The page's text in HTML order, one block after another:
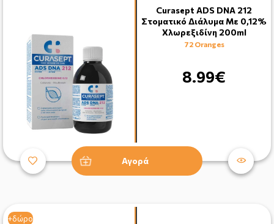
Curasept ADS DNA 212
Στοματικό Διάλυμα Με 0,12%
Χλωρεξιδίνη 200ml
72 Oranges
8.99€
Αγορά
+δώρο